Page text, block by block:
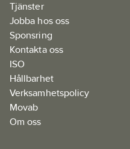
Tjänster
Jobba hos oss
Sponsring
Kontakta oss
ISO
Hållbarhet
Verksamhetspolicy
Movab
Om oss